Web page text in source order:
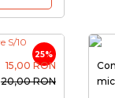
25%
15,00 RON
20,00 RON
mic